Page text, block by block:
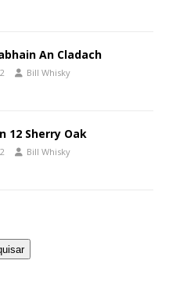
An Cladach
Bill Whisky
12 Sherry Oak
Bill Whisky